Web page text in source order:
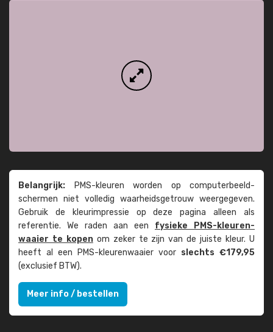
Belangrijk: PMS-kleuren worden op computer­beeld­
schermen niet volledig waarheids­­getrouw weer­gegeven.
Gebruik de kleur­impressie op deze pagina alleen als
referentie. We raden aan een fysieke PMS-kleuren­
waaier te kopenom zeker te zijn van de juiste kleur. U
heeft al een PMS-kleuren­waaier voor slechts €179,95
(exclusief BTW).
Meer info / bestellen